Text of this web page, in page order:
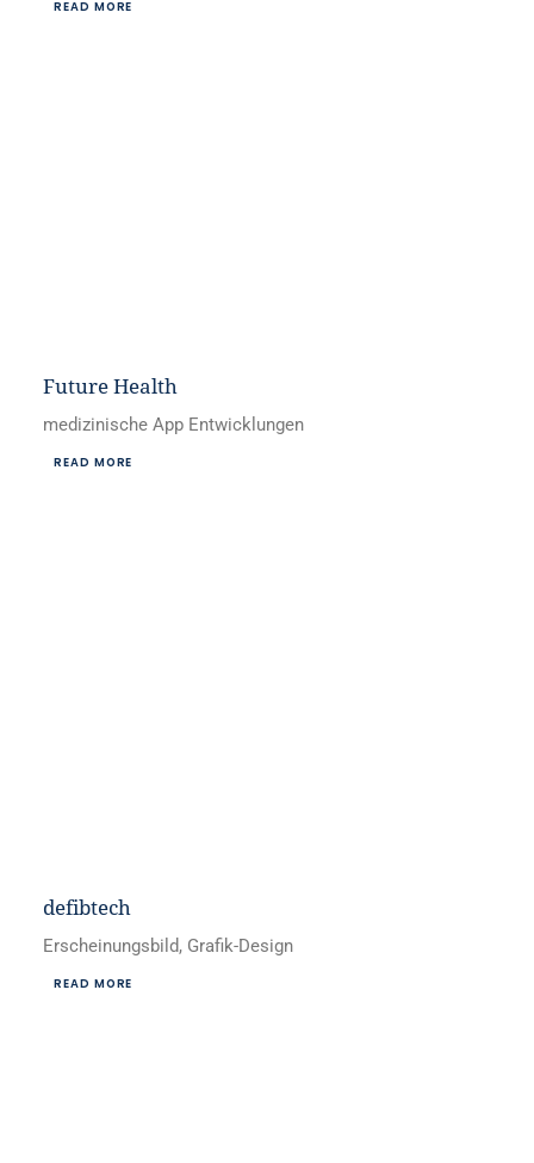
READ MORE
Future Health
medizinische App Entwicklungen
READ MORE
defibtech
Erscheinungsbild, Grafik-Design
READ MORE